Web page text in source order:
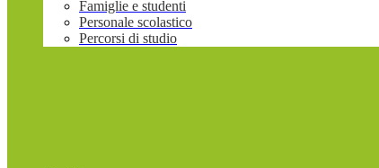
Famiglie e studenti
Personale scolastico
Percorsi di studio